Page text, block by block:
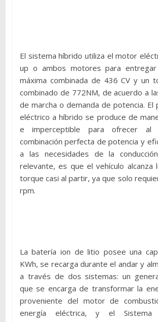
El sistema híbrido utiliza el motor
up o ambos motores para entregar
máxima combinada de 436 CV y un
combinado de 772NM, de acuerdo a
de marcha o demanda de potencia. El
eléctrico a híbrido se produce de
e imperceptible para ofrecer al
combinación perfecta de potencia y
a las necesidades de la
relevante, es que el vehículo alcanza
torque casi al partir, ya que solo
rpm.
La batería ion de litio posee una
KWh, se recarga durante el andar y
a través de dos sistemas: un
que se encarga de transformar la
proveniente del motor de
energía eléctrica, y el Sistema